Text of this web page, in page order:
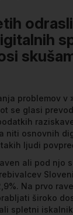
problemov v
se glasi
niti osnovnih
ljudi
ali pod njo
Na prvo
široko
spletni